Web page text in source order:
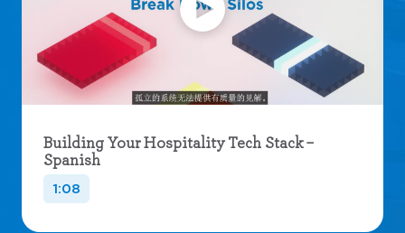
Building Your Hospitality Tech Stack –
Spanish
1:08